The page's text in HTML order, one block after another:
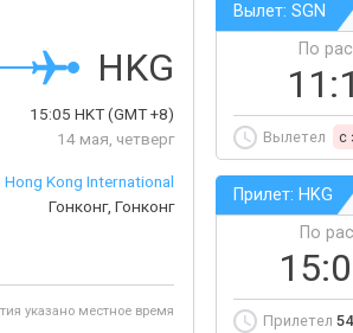
HKG
15:05HKT(GMT +8)
14 мая, четверг
Hong Kong International
Гонконг, Гонконг
указано местное время
Вылет: SGN
По
Вылетел c
Прилет: HKG
По
Прилетел